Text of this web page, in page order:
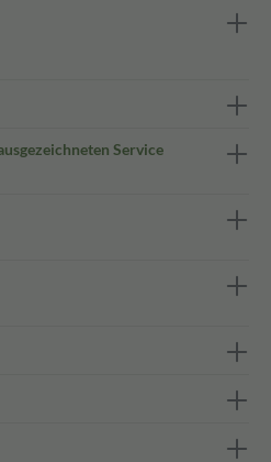
Service